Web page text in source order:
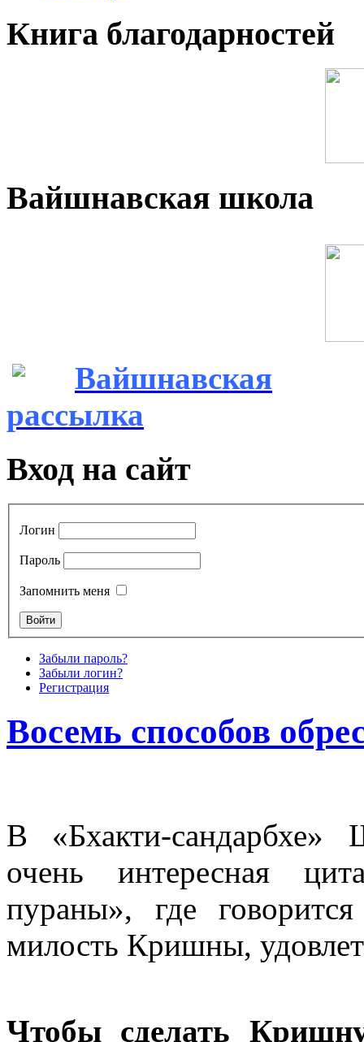
Книга благодарностей
Вайшнавская школа
Вайшнавская
рассылка
Вход на сайт
Логин
Пароль
Запомнить меня
Забыли пароль?
Забыли логин?
Регистрация
Восемь способов
В «Бхакти-
очень интересная
пураны», где
милость Кришны,
Чтобы сделать